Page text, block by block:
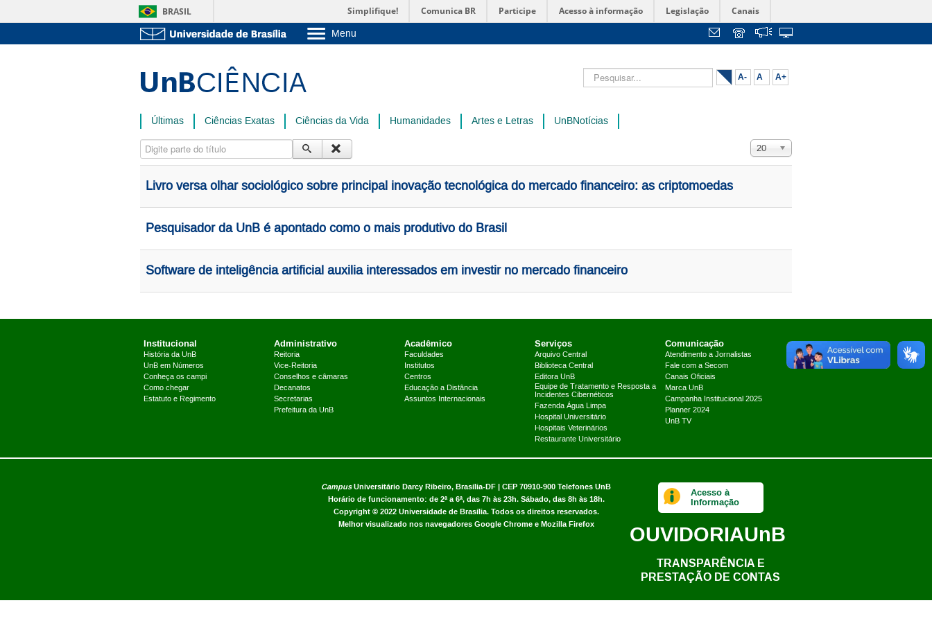
BRASIL Simplifique! Comunica BR Participe Acesso à informação Legislação Canais
Menu
Administração
Pesquisar... A- A A+
Últimas Ciências Exatas Ciências da Vida Humanidades Artes e Letras UnBNotícias
Digite parte do título Exibir #
20
Livro versa olhar sociológico sobre principal inovação tecnológica do mercado financeiro: as criptomoedas
Pesquisador da UnB é apontado como o mais produtivo do Brasil
Software de inteligência artificial auxilia interessados em investir no mercado financeiro
Institucional
História da UnB
UnB em Números
Conheça os campi
Como chegar
Estatuto e Regimento
Administrativo
Reitoria
Vice-Reitoria
Conselhos e câmaras
Decanatos
Secretarias
Prefeitura da UnB
Acadêmico
Faculdades
Institutos
Centros
Educação a Distância
Assuntos Internacionais
Serviços
Arquivo Central
Biblioteca Central
Editora UnB
Equipe de Tratamento e Resposta a
Incidentes Cibernéticos
Fazenda Água Limpa
Hospital Universitário
Hospitais Veterinários
Restaurante Universitário
Comunicação
Atendimento a Jornalistas
Fale com a Secom
Canais Oficiais
Marca UnB
Campanha Institucional 2025
Planner 2024
UnB TV
CampusUniversitário Darcy Ribeiro, Brasília-DF | CEP 70910-900 Telefones UnB
Horário de funcionamento: de 2ª a 6ª, das 7h às 23h. Sábado, das 8h às 18h.
Copyright © 2022 Universidade de Brasília. Todos os direitos reservados.
Melhor visualizado nos navegadores Google Chrome e Mozilla Firefox
Acesso à
Informação
OUVIDORIAUnB
TRANSPARÊNCIA E
PRESTAÇÃO DE CONTAS